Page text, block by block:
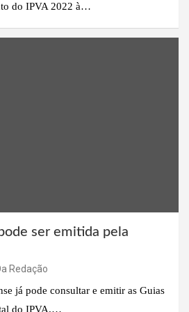
do IPVA 2022 à…
ser emitida pela
Redação
já pode consultar e emitir as Guias
do IPVA.…